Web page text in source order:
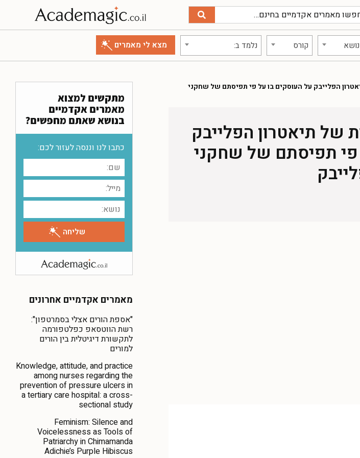
נושא קורס נלמד ב:
הפלייבק על העוסקים בו על פי תפיסתם של שחקני
של תיאטרון הפלייבק
פי תפיסתם של שחקני
מתקשים למצוא
מאמרים אקדמיים
בנושא שאתם מחפשים?
כתבו לנו וננסה לעזור לכם:
מאמרים אקדמיים אחרונים
"אספת הורים אצלי בסמרטפון":
רשת הווטסאפ כפלטפורמה
לתקשורת דיגיטלית בין הורים
למורים
Knowledge, attitude, and practice
among nurses regarding the
prevention of pressure ulcers in
a tertiary care hospital: a cross-
sectional study
Feminism: Silence and
Voicelessness as Tools of
Patriarchy in Chimamanda
Adichie’s Purple Hibiscus